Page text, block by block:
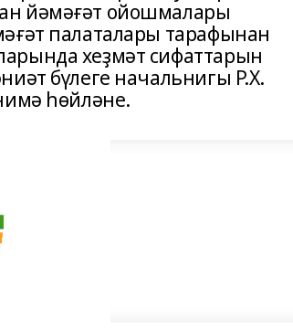
йәмәғәт ойошмалары
палаталары тарафынан
хеҙмәт сифаттарын
бүлеге начальнигы Р.Х.
һөйләне.